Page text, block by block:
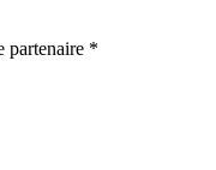
partenaire *